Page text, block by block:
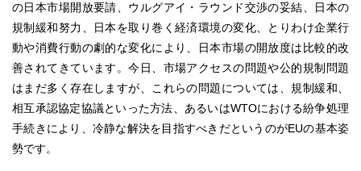
の日本市場開放要請、ウルグアイ・ラウンド交渉の妥結、日本の
規制緩和努力、日本を取り巻く経済環境の変化、とりわけ企業行
動や消費行動の劇的な変化により、日本市場の開放度は比較的改
善されてきています。今日、市場アクセスの問題や公的規制問題
はまだ多く存在しますが、これらの問題については、規制緩和、
相互承認協定協議といった方法、あるいはWTOにおける紛争処理
手続きにより、冷静な解決を目指すべきだというのがEUの基本姿
勢です。